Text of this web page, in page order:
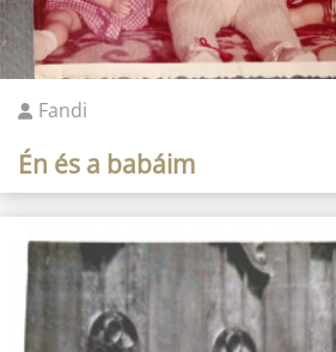
Fandi
Én és a babáim